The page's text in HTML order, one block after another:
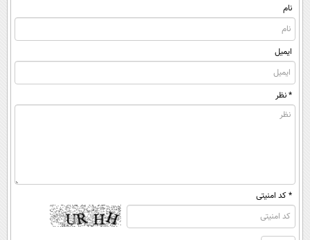
نام
ایمیل
* نظر
* کد امنیتی